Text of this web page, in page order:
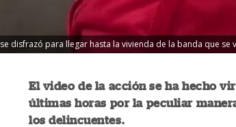
disfrazó para llegar hasta la vivienda de la banda que
El video de la acción se ha hecho
últimas horas por la peculiar
los delincuentes.